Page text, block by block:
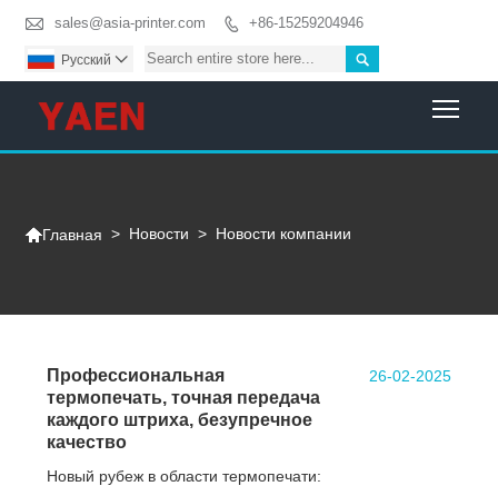
 sales@asia-printer.com  +86-15259204946

Pусский 
Главная > Новости > Новости компании
Профессиональная
термопечать, точная передача
каждого штриха, безупречное
качество
Новый рубеж в области термопечати:
26-02-2025